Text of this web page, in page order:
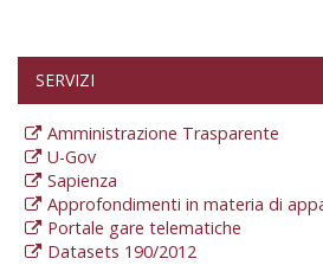
SERVIZI
Amministrazione Trasparente
U-Gov
Sapienza
Approfondimenti in materia di
Portale gare telematiche
Datasets 190/2012